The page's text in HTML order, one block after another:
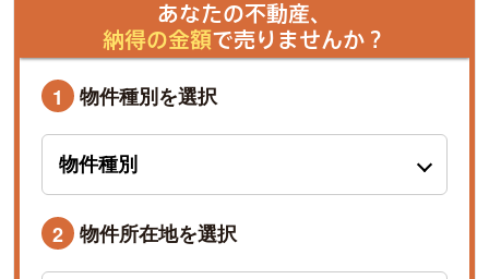
あなたの不動産、
納得の金額で売りませんか？
1 物件種別を選択
2 物件所在地を選択